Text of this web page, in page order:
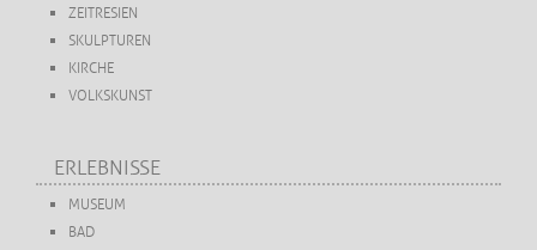
ZEITRESIEN
SKULPTUREN
KIRCHE
VOLKSKUNST
ERLEBNISSE
MUSEUM
BAD